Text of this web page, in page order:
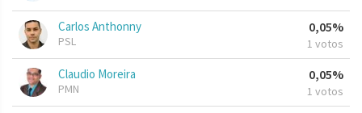
Carlos Anthonny
PSL
0,05%
1 votos
Claudio Moreira
PMN
0,05%
1 votos